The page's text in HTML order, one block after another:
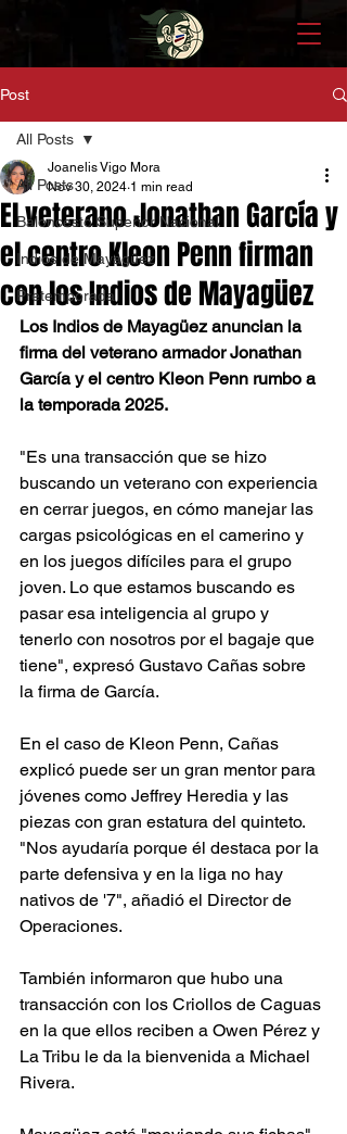
Post
All Posts
Baloncesto Superior Nacional
Indios de Mayagüez
Pretemporada
All Posts
El veterano Jonathan García y
el centro Kleon Penn firman
con los Indios de Mayagüez
Joanelis Vigo Mora
Nov 30, 2024 1 min read
Los Indios de Mayagüez anuncian la
firma del veterano armador Jonathan
García y el centro Kleon Penn rumbo a
la temporada 2025.
"Es una transacción que se hizo
buscando un veterano con experiencia
en cerrar juegos, en cómo manejar las
cargas psicológicas en el camerino y
en los juegos difíciles para el grupo
joven. Lo que estamos buscando es
pasar esa inteligencia al grupo y
tenerlo con nosotros por el bagaje que
tiene", expresó Gustavo Cañas sobre
la firma de García.
En el caso de Kleon Penn, Cañas
explicó puede ser un gran mentor para
jóvenes como Jeffrey Heredia y las
piezas con gran estatura del quinteto.
"Nos ayudaría porque él destaca por la
parte defensiva y en la liga no hay
nativos de '7", añadió el Director de
Operaciones.
También informaron que hubo una
transacción con los Criollos de Caguas
en la que ellos reciben a Owen Pérez y
La Tribu le da la bienvenida a Michael
Rivera.